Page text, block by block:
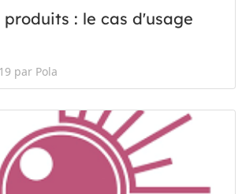
produits : le cas d'usage
par Pola